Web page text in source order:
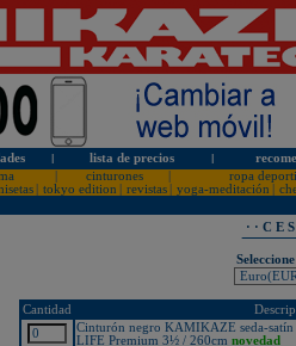
l lista de precios l
cinturones
ropa
tokyo edition revistas yoga-meditación
· · C E
Cantidad
Cinturón negro KAMIKAZE seda-satín
LIFE Premium 3½ / 260cm novedad